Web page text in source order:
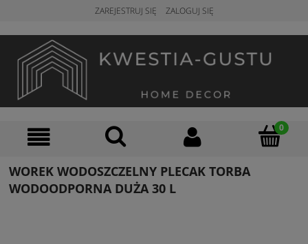
ZAREJESTRUJ SIĘ ZALOGUJ SIĘ
WOREK WODOSZCZELNY PLECAK TORBA
WODOODPORNA DUŻA 30 L